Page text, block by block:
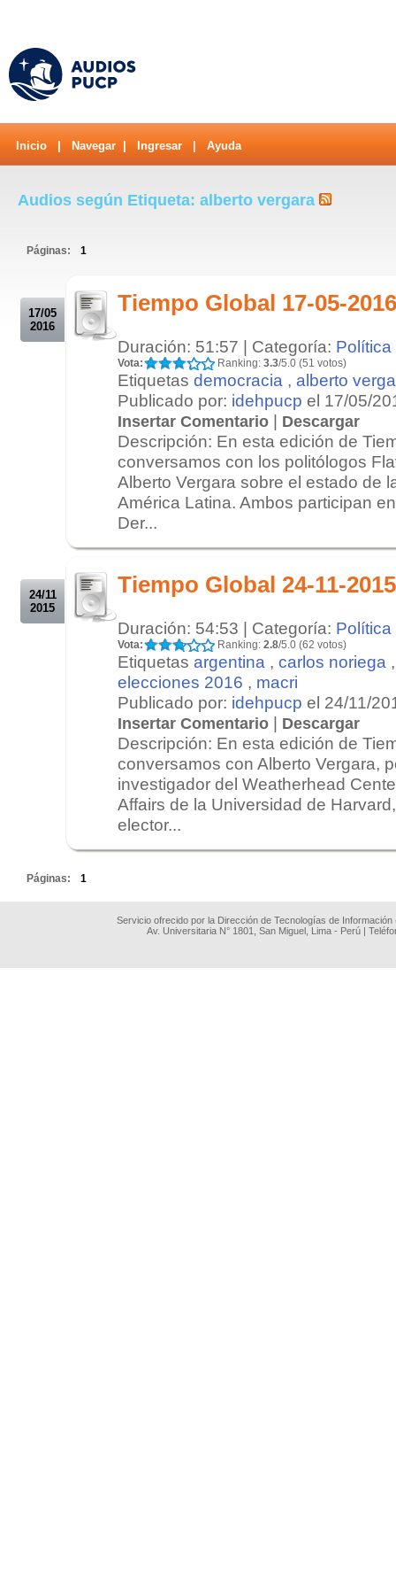
Inicio Navegar Ingresar Ayuda
Audios según Etiqueta: alberto vergara
Páginas: 1
17/05
2016
Tiempo Global 17-05-2016
Duración: 51:57 | Categoría: Política
Vota: Ranking: 3.3/5.0 (51 votos)
Etiquetas democracia , alberto
Publicado por: idehpucp el 17/05/
Insertar Comentario | Descargar
Descripción: En esta edición de
conversamos con los politólogos
Alberto Vergara sobre el estado de
América Latina. Ambos participan
Der...
24/11
2015
Tiempo Global 24-11-2015
Duración: 54:53 | Categoría: Política
Vota: Ranking: 2.8/5.0 (62 votos)
Etiquetas argentina , carlos noriega
elecciones 2016 , macri
Publicado por: idehpucp el 24/11/
Insertar Comentario | Descargar
Descripción: En esta edición de
conversamos con Alberto Vergara,
investigador del Weatherhead
Affairs de la Universidad de
elector...
Páginas: 1
Servicio ofrecido por la Dirección de Tecnologías de
Av. Universitaria N° 1801, San Miguel, Lima - Perú |